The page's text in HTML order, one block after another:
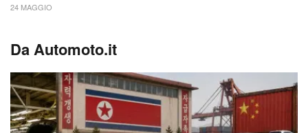
24 MAGGIO
Da Automoto.it